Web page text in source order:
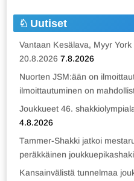
Uutiset
Vantaan Kesälava, Myyr
20.8.2026 7.8.2026
Nuorten JSM:ään on
ilmoittautuminen on
Joukkueet 46.
4.8.2026
Tammer-Shakki jatkoi
peräkkäinen
Kansainvälistä tunnelmaa